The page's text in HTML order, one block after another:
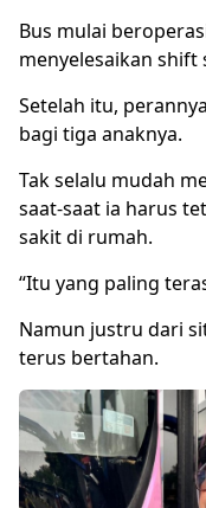
Bus mulai
menyelesaikan shift
Setelah itu,
bagi tiga anaknya.
Tak selalu mudah
saat-saat ia harus
sakit di rumah.
“Itu yang paling
Namun justru dari
terus bertahan.